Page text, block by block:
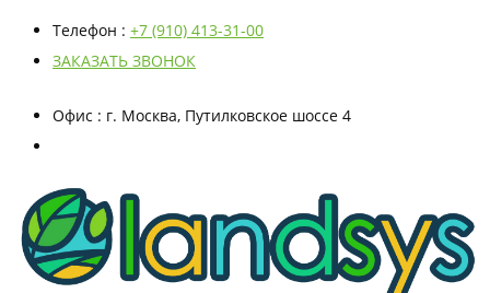
Телефон : +7 (910) 413-31-00
ЗАКАЗАТЬ ЗВОНОК
Офис : г. Москва, Путилковское шоссе 4